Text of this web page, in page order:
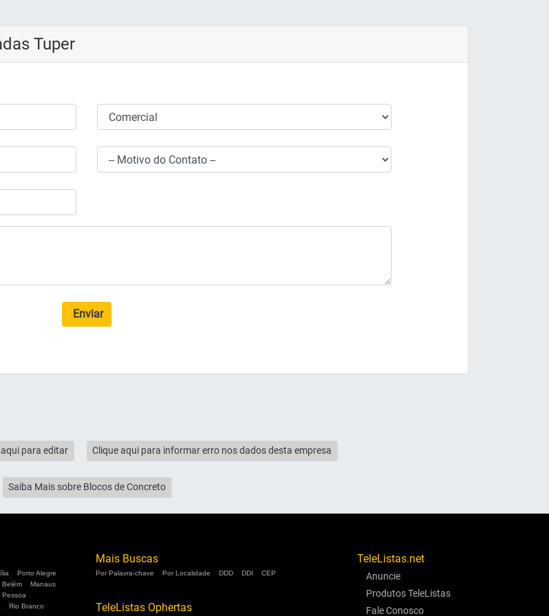
Tuper
Enviar
para editar Clique aqui para informar erro nos dados desta empresa
Saiba Mais sobre Blocos de Concreto
Porto Alegre
Belém
Manaus
Pessoa
Rio Branco
Mais Buscas
Por Palavra-chave Por Localidade DDD DDI CEP
TeleListas Ophertas
TeleListas.net
Anuncie
Produtos TeleListas
Fale Conosco